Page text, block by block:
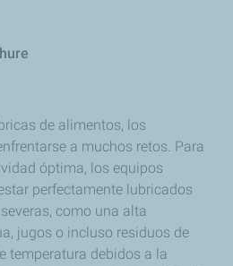
de alimentos, los
a muchos retos. Para
óptima, los equipos
perfectamente lubricados
como una alta
jugos o incluso residuos de
temperatura debidos a la